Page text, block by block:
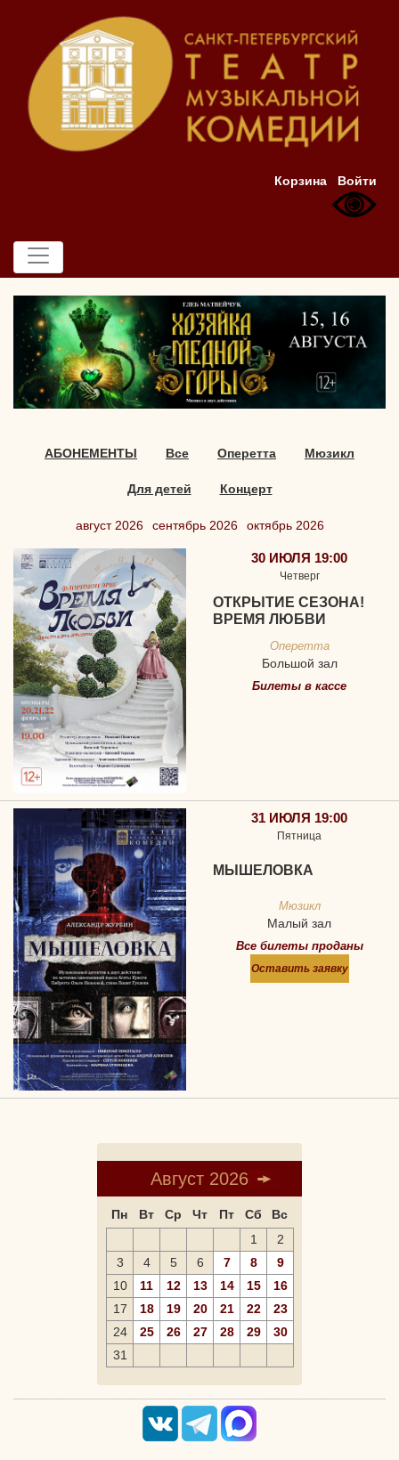
Корзина Войти
АБОНЕМЕНТЫ Все Оперетта Мюзикл
Для детей Концерт
август 2026 сентябрь 2026 октябрь 2026
30 ИЮЛЯ 19:00
Четверг
ОТКРЫТИЕ СЕЗОНА!
ВРЕМЯ ЛЮБВИ
Оперетта
Большой зал
Билеты в кассе
31 ИЮЛЯ 19:00
Пятница
МЫШЕЛОВКА
Мюзикл
Малый зал
Все билеты проданы
Оставить заявку
Август 2026
Пн Вт Ср Чт Пт Сб
Вс
1
2
3
4 5 6 7 8
9
10
11 12 13 14 15
16
17
18 19 20 21 22
23
24
25 26 27 28 29
30
31